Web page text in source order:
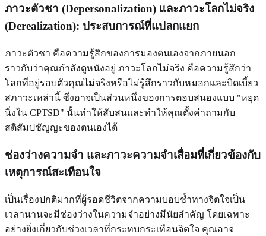
ภาวะตัวชา (Depersonalization) และภาวะโลกไม่จริง
(Derealization): ประสบการณ์ที่แปลกแยก
ภาวะตัวชา คือความรู้สึกของการมองตนเองจากภายนอก
ราวกับว่าคุณกำลังดูหนังอยู่ ภาวะโลกไม่จริง คือความรู้สึกว่า
โลกที่อยู่รอบตัวคุณไม่จริงหรือไม่รู้สึกราวกับหมอกและบิดเบี้ยว
สภาวะเหล่านี้ ซึ่งอาจเป็นส่วนหนึ่งของการตอบสนองแบบ "หยุด
นิ่งใน CPTSD" นั้นทำให้สับสนและทำให้คุณตั้งคำถามกับ
สติสัมปชัญญะของตนเองได้
ช่องว่างความจำ และภาวะความจำเสื่อมที่เกี่ยวข้องกับ
เหตุการณ์สะเทือนใจ
เป็นเรื่องปกติมากที่ผู้รอดชีวิตจากความบอบช้ำทางจิตใจเป็น
เวลานานจะมีช่องว่างในความจำอย่างมีนัยสำคัญ โดยเฉพาะ
อย่างยิ่งเกี่ยวกับช่วงเวลาที่กระทบกระเทือนจิตใจ คุณอาจ